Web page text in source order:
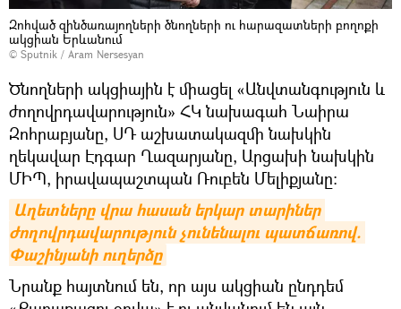
Զոհված զինծառայողների ծնողների ու հարազատների բողոքի
ակցիան Երևանում
© Sputnik / Aram Nersesyan
Ծնողների ակցիային է միացել «Անվտանգություն և
ժողովրդավարություն» ՀԿ նախագահ Նաիրա
Զոհրաբյանը, ՍԴ աշխատակազմի նախկին
ղեկավար Էդգար Ղազարյանը, Արցախի նախկին
ՄԻՊ, իրավապաշտպան Ռուբեն Մելիքյանը։
Աղետները վրա հասան երկար տարիներ
ժողովրդավարություն չունենալու պատճառով.
Փաշինյանի ուղերձը
Նրանք հայտնում են, որ այս ակցիան ընդդեմ